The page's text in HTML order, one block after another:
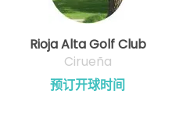
Rioja Alta Golf Club
Cirueña
预订开球时间